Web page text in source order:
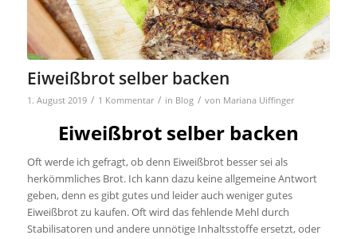
Eiweißbrot selber backen
1. August 2019 / 1 Kommentar / in Blog / von Mariana Uiffinger
Eiweißbrot selber backen
Oft werde ich gefragt, ob denn Eiweißbrot besser sei als
herkömmliches Brot. Ich kann dazu keine allgemeine Antwort
geben, denn es gibt gutes und leider auch weniger gutes
Eiweißbrot zu kaufen. Oft wird das fehlende Mehl durch
Stabilisatoren und andere unnötige Inhaltsstoffe ersetzt, oder